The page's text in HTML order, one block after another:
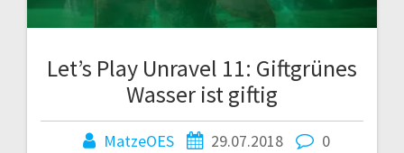
Let’s Play Unravel 11: Giftgrünes
Wasser ist giftig
MatzeOES 29.07.2018 0